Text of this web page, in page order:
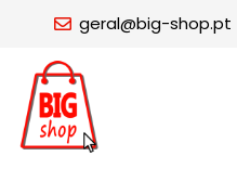
geral@big-shop.pt